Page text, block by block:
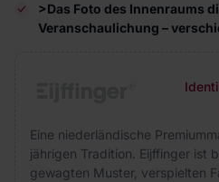
>Das Foto des Innenraums
Veranschaulichung –
Eine niederländische
jährigen Tradition. Eijffinger ist
gewagten Muster, verspielten